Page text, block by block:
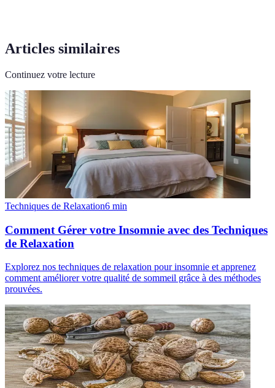
Articles similaires
Continuez votre lecture
Techniques de Relaxation6 min
Comment Gérer votre Insomnie avec des Techniques
de Relaxation
Explorez nos techniques de relaxation pour insomnie et apprenez
comment améliorer votre qualité de sommeil grâce à des méthodes
prouvées.